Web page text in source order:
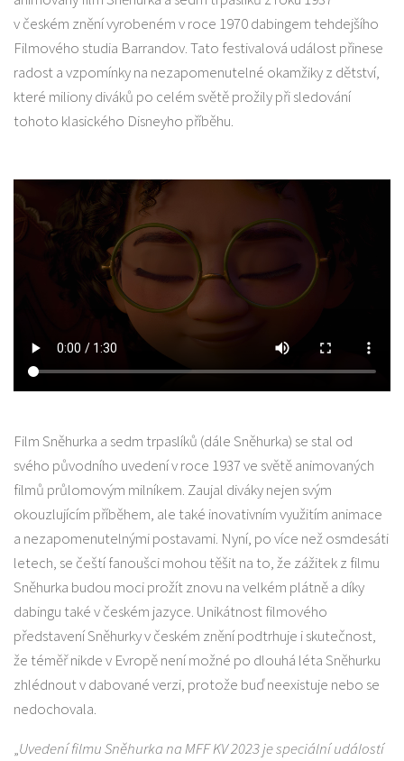
v českém znění vyrobeném v roce 1970 dabingem tehdejšího
Filmového studia Barrandov. Tato festivalová událost přinese
radost a vzpomínky na nezapomenutelné okamžiky z dětství,
které miliony diváků po celém světě prožily při sledování
tohoto klasického Disneyho příběhu.
Film Sněhurka a sedm trpaslíků (dále Sněhurka) se stal od
svého původního uvedení v roce 1937 ve světě animovaných
filmů průlomovým milníkem. Zaujal diváky nejen svým
okouzlujícím příběhem, ale také inovativním využitím animace
a nezapomenutelnými postavami. Nyní, po více než osmdesáti
letech, se čeští fanoušci mohou těšit na to, že zážitek z filmu
Sněhurka budou moci prožít znovu na velkém plátně a díky
dabingu také v českém jazyce. Unikátnost filmového
představení Sněhurky v českém znění podtrhuje i skutečnost,
že téměř nikde v Evropě není možné po dlouhá léta Sněhurku
zhlédnout v dabované verzi, protože buď neexistuje nebo se
nedochovala.
„Uvedení filmu Sněhurka na MFF KV 2023 je speciální událostí